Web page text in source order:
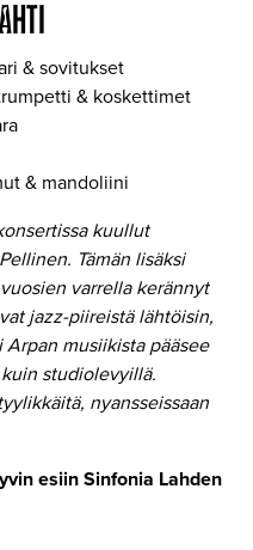
& sovitukset
& koskettimet
& mandoliini
kuullut
Tämän lisäksi
varrella kerännyt
jazz-piireistä lähtöisin,
musiikista pääsee
studiolevyillä.
nyansseissaan
esiin Sinfonia Lahden